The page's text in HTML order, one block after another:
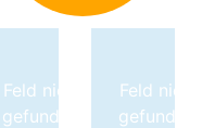
Feld nicht
gefunden.
Feld nicht
gefunden.